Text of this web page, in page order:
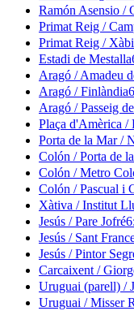
Ramón Asensio /
Primat Reig /
Primat Reig /
Estadi de Mestalla
Aragó / Amadeu
Aragó / Finlàndia
Aragó / Passeig
Plaça d'Amèrica /
Porta de la Mar /
Colón / Porta de
Colón / Metro
Colón / Pascual i
Xàtiva / Institut
Jesús / Pare Jofré
Jesús / Sant
Jesús / Pintor
Carcaixent /
Uruguai (parell) /
Uruguai / Misser